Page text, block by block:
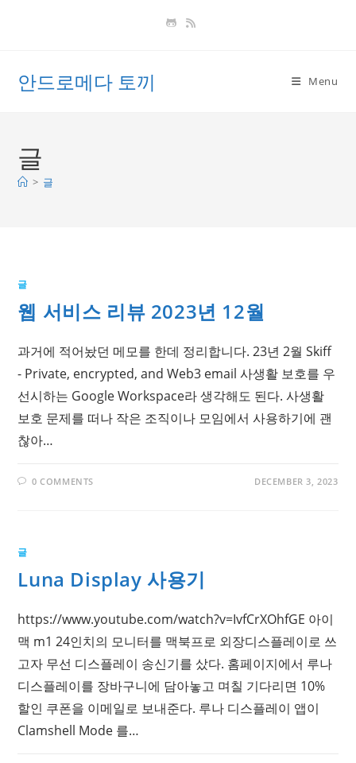
안드로메다 토끼 Menu
글
> 글
글
웹 서비스 리뷰 2023년 12월
과거에 적어놨던 메모를 한데 정리합니다. 23년 2월 Skiff
- Private, encrypted, and Web3 email 사생활 보호를 우
선시하는 Google Workspace라 생각해도 된다. 사생활
보호 문제를 떠나 작은 조직이나 모임에서 사용하기에 괜
찮아…
0 COMMENTS DECEMBER 3, 2023
글
Luna Display 사용기
https://www.youtube.com/watch?v=IvfCrXOhfGE 아이
맥 m1 24인치의 모니터를 맥북프로 외장디스플레이로 쓰
고자 무선 디스플레이 송신기를 샀다. 홈페이지에서 루나
디스플레이를 장바구니에 담아놓고 며칠 기다리면 10%
할인 쿠폰을 이메일로 보내준다. 루나 디스플레이 앱이
Clamshell Mode 를…